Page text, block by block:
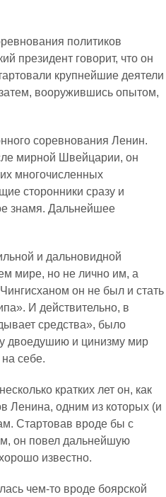
политиков
президент говорит, что он
крупнейшие деятели
вооружившись опытом,
соревнования Ленин.
мирной Швейцарии, он
многочисленных
сторонники сразу и
знамя. Дальнейшее
и дальновидной
мире, но не лично им, а
он не был и стать
И действительно, в
средства», было
двоедушию и цинизму мир
себе.
кратких лет он, как
Ленина, одним из которых (и
Стартовав вроде бы с
он повел дальнейшую
известно.
чем‑то вроде боярской